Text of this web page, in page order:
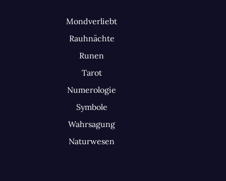
Mondverliebt
Rauhnächte
Runen
Tarot
Numerologie
Symbole
Wahrsagung
Naturwesen